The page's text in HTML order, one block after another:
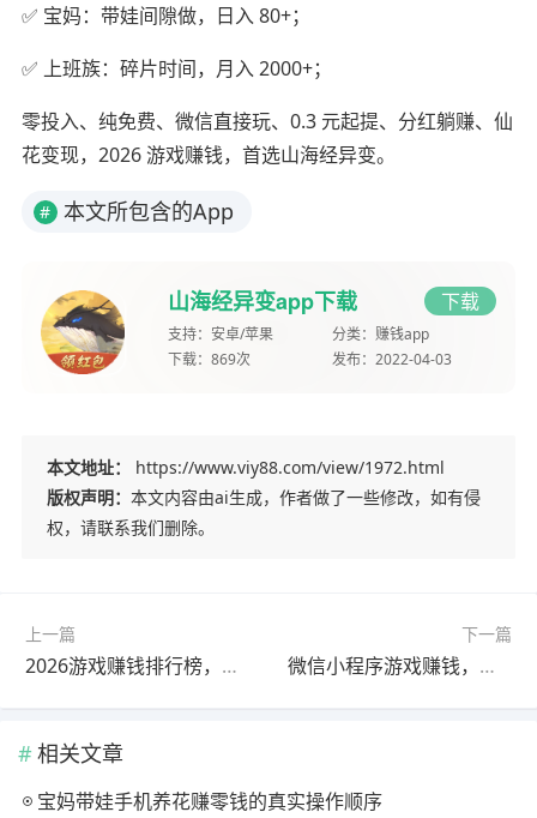
✅ 宝妈：带娃间隙做，日入 80+；
✅ 上班族：碎片时间，月入 2000+；
零投入、纯免费、微信直接玩、0.3 元起提、分红躺赚、仙
花变现，2026 游戏赚钱，首选山海经异变。
# 本文所包含的App
山海经异变app下载 下载
支持： 安卓/苹果 分类： 赚钱app
下载： 869次 发布： 2022-04-03
本文地址：
https://www.viy88.com/view/1972.html
版权声明： 本文内容由ai生成，作者做了一些修改，如有侵
权，请联系我们删除。
上一篇
2026游戏赚钱排行榜，山海经异变零投入日赚50–100，真实提现
下一篇
微信小程序游戏赚钱，山海经异变玩法攻略，日入100+
相关文章
宝妈带娃手机养花赚零钱的真实操作顺序